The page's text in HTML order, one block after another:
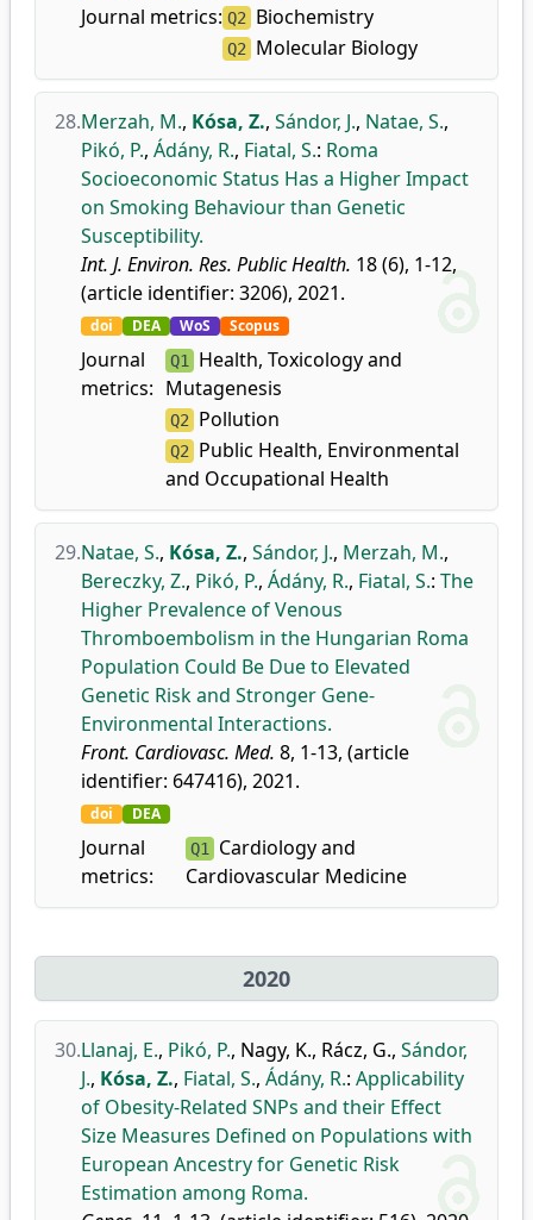
Journal metrics: Q2 Biochemistry
Q2 Molecular Biology
28.Merzah, M., Kósa, Z., Sándor, J., Natae, S.,
Pikó, P., Ádány, R., Fiatal, S.: Roma
Socioeconomic Status Has a Higher Impact
on Smoking Behaviour than Genetic
Susceptibility.
Int. J. Environ. Res. Public Health. 18 (6), 1-12,
(article identifier: 3206), 2021.
doi DEA WoS Scopus
Journal
metrics:
Q1
Health, Toxicology and
Mutagenesis
Q2 Pollution
Q2
Public Health, Environmental
and Occupational Health
29.Natae, S., Kósa, Z., Sándor, J., Merzah, M.,
Bereczky, Z., Pikó, P., Ádány, R., Fiatal, S.: The
Higher Prevalence of Venous
Thromboembolism in the Hungarian Roma
Population Could Be Due to Elevated
Genetic Risk and Stronger Gene-
Environmental Interactions.
Front. Cardiovasc. Med. 8, 1-13, (article
identifier: 647416), 2021.
doi DEA
Journal
metrics:
Q1 Cardiology and
Cardiovascular Medicine
2020
30.Llanaj, E., Pikó, P., Nagy, K., Rácz, G., Sándor,
J., Kósa, Z., Fiatal, S., Ádány, R.: Applicability
of Obesity-Related SNPs and their Effect
Size Measures Defined on Populations with
European Ancestry for Genetic Risk
Estimation among Roma.